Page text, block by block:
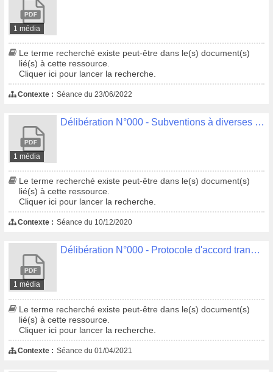
1 média
Le terme recherché existe peut-être dans le(s) document(s)
lié(s) à cette ressource.
Cliquer ici pour lancer la recherche.
Contexte : Séance du 23/06/2022
1 média
Délibération N°000 - Subventions à diverses associations
Le terme recherché existe peut-être dans le(s) document(s)
lié(s) à cette ressource.
Cliquer ici pour lancer la recherche.
Contexte : Séance du 10/12/2020
1 média
Délibération N°000 - Protocole d'accord transactionnel - marché pour la numérisation des actes d'état civil - société Studia Solutions
Le terme recherché existe peut-être dans le(s) document(s)
lié(s) à cette ressource.
Cliquer ici pour lancer la recherche.
Contexte : Séance du 01/04/2021